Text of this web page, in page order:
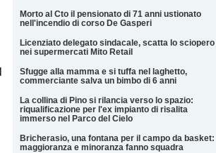
Morto al Cto il pensionato di 71 anni ustionato
nell'incendio di corso De Gasperi
Licenziato delegato sindacale, scatta lo sciopero
nei supermercati Mito Retail
Sfugge alla mamma e si tuffa nel laghetto,
commerciante salva un bimbo di 6 anni
La collina di Pino si rilancia verso lo spazio:
riqualificazione per l'ex impianto di risalita
immerso nel Parco del Cielo
Bricherasio, una fontana per il campo da basket:
maggioranza e minoranza fanno squadra